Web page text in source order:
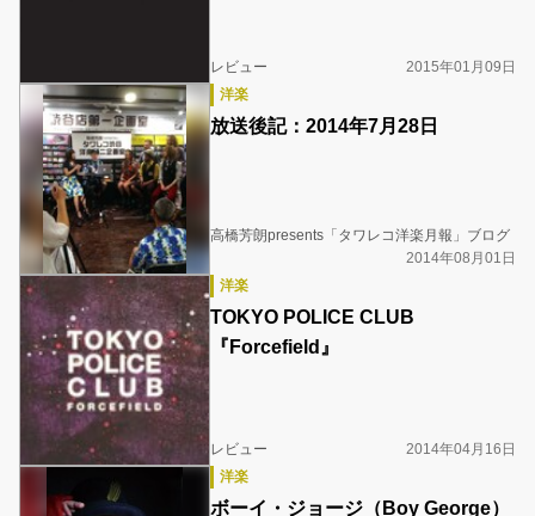
レビュー
2015年01月09日
洋楽
放送後記：2014年7月28日
高橋芳朗presents「タワレコ洋楽月報」ブログ
2014年08月01日
洋楽
TOKYO POLICE CLUB
『Forcefield』
レビュー
2014年04月16日
洋楽
ボーイ・ジョージ（Boy George）